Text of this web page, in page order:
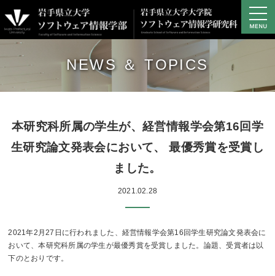
学部の教育・研究
学部プロジェクト研究
進路・就職
大学院
学生専用サイト
NEWS ＆ TOPICS
本研究科所属の学生が、経営情報学会第16回学
生研究論文発表会において、 最優秀賞を受賞し
ました。
2021.02.28
2021年2月27日に行われました、経営情報学会第16回学生研究論文発表会に
おいて、本研究科所属の学生が最優秀賞を受賞しました。論題、受賞者は以
下のとおりです。